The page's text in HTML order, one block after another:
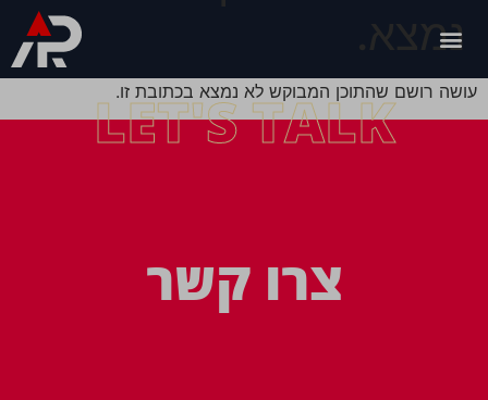
נמצא.
עושה רושם שהתוכן המבוקש לא נמצא בכתובת זו.
LET'S TALK
צרו קשר